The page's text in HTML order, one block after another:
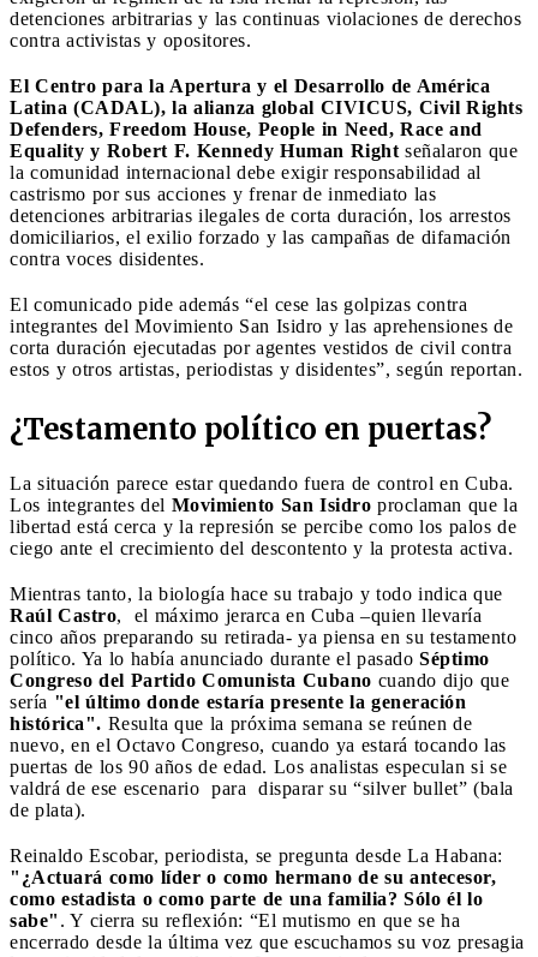
detenciones arbitrarias y las continuas violaciones de derechos
contra activistas y opositores.
El Centro para la Apertura y el Desarrollo de América
Latina (CADAL), la alianza global CIVICUS, Civil Rights
Defenders, Freedom House, People in Need, Race and
Equality y Robert F. Kennedy Human Right señalaron que
la comunidad internacional debe exigir responsabilidad al
castrismo por sus acciones y frenar de inmediato las
detenciones arbitrarias ilegales de corta duración, los arrestos
domiciliarios, el exilio forzado y las campañas de difamación
contra voces disidentes.
El comunicado pide además “el cese las golpizas contra
integrantes del Movimiento San Isidro y las aprehensiones de
corta duración ejecutadas por agentes vestidos de civil contra
estos y otros artistas, periodistas y disidentes”, según reportan.
¿Testamento político en puertas?
La situación parece estar quedando fuera de control en Cuba.
Los integrantes del Movimiento San Isidro proclaman que la
libertad está cerca y la represión se percibe como los palos de
ciego ante el crecimiento del descontento y la protesta activa.
Mientras tanto, la biología hace su trabajo y todo indica que
Raúl Castro, el máximo jerarca en Cuba –quien llevaría
cinco años preparando su retirada- ya piensa en su testamento
político. Ya lo había anunciado durante el pasado Séptimo
Congreso del Partido Comunista Cubano cuando dijo que
sería "el último donde estaría presente la generación
histórica". Resulta que la próxima semana se reúnen de
nuevo, en el Octavo Congreso, cuando ya estará tocando las
puertas de los 90 años de edad. Los analistas especulan si se
valdrá de ese escenario para disparar su “silver bullet” (bala
de plata).
Reinaldo Escobar, periodista, se pregunta desde La Habana:
"¿Actuará como líder o como hermano de su antecesor,
como estadista o como parte de una familia? Sólo él lo
sabe" . Y cierra su reflexión: “El mutismo en que se ha
encerrado desde la última vez que escuchamos su voz presagia